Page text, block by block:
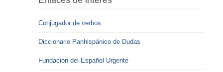
Conjugador de verbos
Diccionario Panhispánico de Dudas
Fundación del Español Urgente